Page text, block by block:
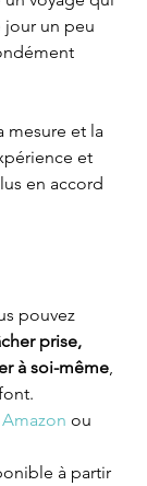
jour un peu
mesure et la
et
en accord
pouvez
prise,
à soi-même
Amazon ou
à partir